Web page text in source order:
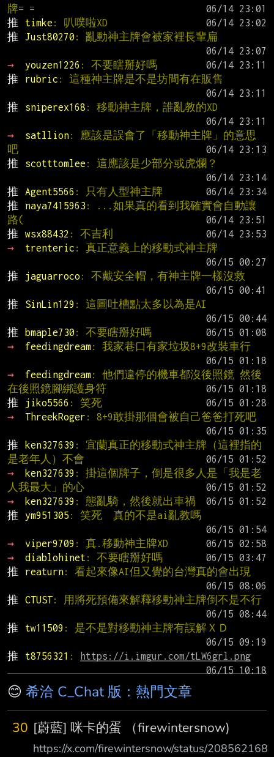
牌= =
推
timke : 叭噗啦XD
推
Just80270 : 亂動神主牌會被家裡長輩扁
→
youzen1226 : 不要瞎掰好嗎
推
rubric : 這種神主牌是不是坊間有在販售
推
sniperex168 : 移動神主牌，誰亂教的XD
→
satllion: 應該是誤會了「移動神主牌」的意思
吧
推
scotttomlee : 這應該是少部分或虎爛？
推
Agent5566 : 只有人型神主牌
推
naya7415963 : ...如果真的看到我確實會自動讓
路(
推
wsx88432 : 不吉利
→
trenteric : 真正意義上的移動式神主牌
推
jaguarroco : 不戴安全帽，有神主牌一樣沒救
推
SinLin129 : 這圖吐槽點太多以為是AI
推
bmaple730 : 不要瞎掰好嗎
→
feedingdream: 我家巷口有家垃圾8+9改裝車行
→
feedingdream: 他們違停的機車都沒後照鏡 然後
在後照鏡腳綁護身符
推
jiko5566 : 笑死
→
ThreekRoger : 8+9敢掛那個會被自己爸爸打死吧
推
ken327639 : 宜蘭真正的移動式神主牌（這裡指的
是老年人）不會
→
ken327639 : 掛這個牌子，倒是很多人是「我是老
人我最大」的心
→
ken327639 : 態亂騎，然後就出車禍
推
ym951305 : 笑死  真的不是ai亂教嗎
→
viper9709 : 真.移動神主牌XD
→
diablohinet : 不要瞎掰好嗎
推
reaturn: 看起來像AI但又覺的台灣真的會出現
推
CTUST: 用將死預備來解釋移動神主牌倒不是不行
推
tw11509 : 是不是對移動神主牌有誤解ＸＤ
推
t8756321 :
https://i.imgur.com/tLW6grl.png
😊 希洽 C_Chat 版：熱門文章
30 [蔚藍] 咪卡的蛋 （firewintersnow)
https://x.com/firewintersnow/status/208562168